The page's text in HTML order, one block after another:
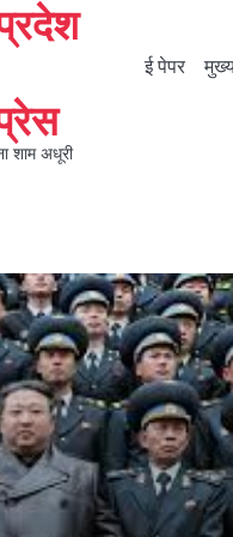
शाम अधूरी
ई पेपर